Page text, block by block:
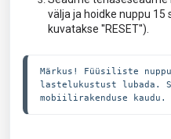
välja ja hoidke nuppu 15
kuvatakse ''RESET'').
Märkus! Füüsiliste
lastelukustust lubada.
mobiilirakenduse kaudu.